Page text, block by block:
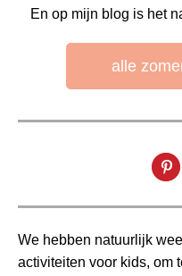
En op mijn blog is het
alle
We hebben natuurlijk
activiteiten voor kids, om